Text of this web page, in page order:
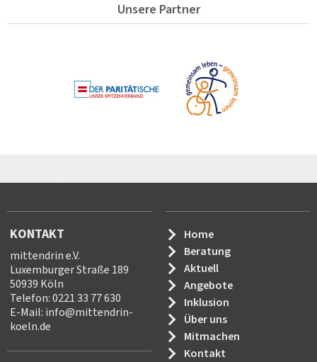
Unsere Partner
KONTAKT
mittendrin e.V.
Luxemburger Straße 189
50939 Köln
Telefon: 0221 33 77 630
E-Mail: info@mittendrin-
koeln.de
Home
Beratung
Aktuell
Angebote
Inklusion
Über uns
Mitmachen
Kontakt